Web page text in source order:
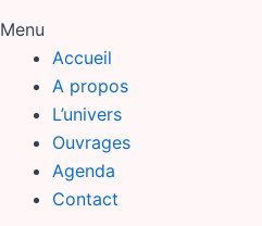
Menu
Accueil
A propos
L’univers
Ouvrages
Agenda
Contact